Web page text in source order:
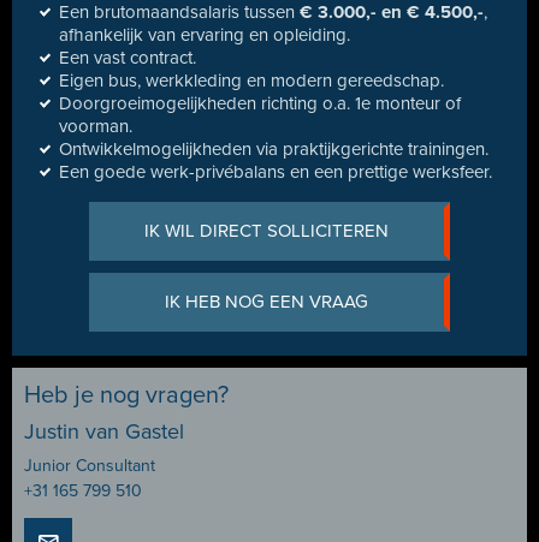
Een brutomaandsalaris tussen € 3.000,- en € 4.500,-,
afhankelijk van ervaring en opleiding.
Een vast contract.
Eigen bus, werkkleding en modern gereedschap.
Doorgroeimogelijkheden richting o.a. 1e monteur of
voorman.
Ontwikkelmogelijkheden via praktijkgerichte trainingen.
Een goede werk-privébalans en een prettige werksfeer.
IK WIL DIRECT SOLLICITEREN
IK HEB NOG EEN VRAAG
Heb je nog vragen?
Justin van Gastel
Junior Consultant
+31 165 799 510